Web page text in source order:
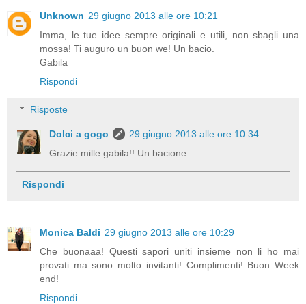
Unknown 29 giugno 2013 alle ore 10:21
Imma, le tue idee sempre originali e utili, non sbagli una
mossa! Ti auguro un buon we! Un bacio.
Gabila
Rispondi
Risposte
Dolci a gogo
29 giugno 2013 alle ore 10:34
Grazie mille gabila!! Un bacione
Rispondi
Monica Baldi 29 giugno 2013 alle ore 10:29
Che buonaaa! Questi sapori uniti insieme non li ho mai
provati ma sono molto invitanti! Complimenti! Buon Week
end!
Rispondi